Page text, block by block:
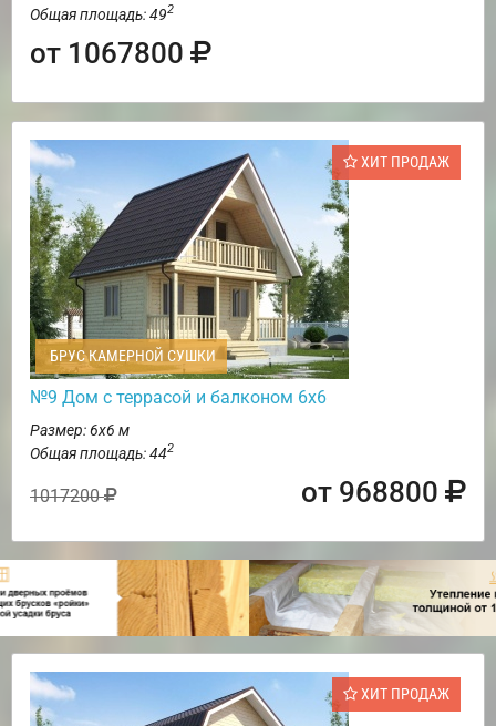
Общая площадь: 492
от 1067800
ХИТ ПРОДАЖ
БРУС КАМЕРНОЙ СУШКИ
№9 Дом с террасой и балконом 6х6
Размер: 6х6 м
Общая площадь: 442
1017200 от 968800
ХИТ ПРОДАЖ